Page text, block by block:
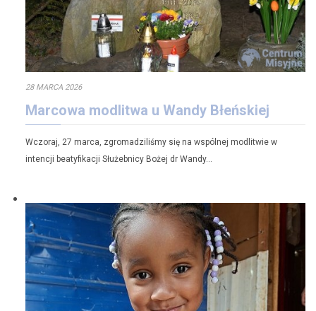
28 MARCA 2026
Marcowa modlitwa u Wandy Błeńskiej
Wczoraj, 27 marca, zgromadziliśmy się na wspólnej modlitwie w
intencji beatyfikacji Służebnicy Bożej dr Wandy…